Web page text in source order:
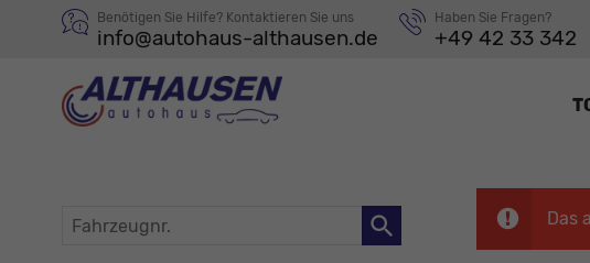
Benötigen Sie Hilfe? Kontaktieren Sie uns
info@autohaus-althausen.de
Haben Sie Fragen?
+49 42 33 342
Das
Fahrzeugnr.